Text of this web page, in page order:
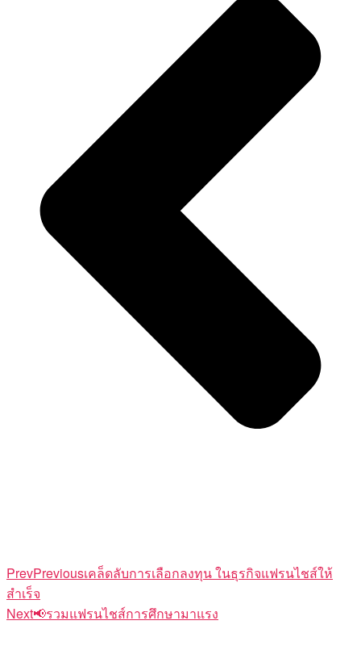
PrevPreviousเคล็ดลับการเลือกลงทุน ในธุรกิจแฟรนไชส์ให้
สำเร็จ
Next📢รวมแฟรนไชส์การศึกษามาแรง